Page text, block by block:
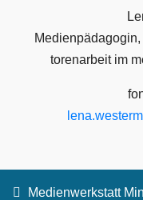
toren­arbeit im
Medienwerkstatt